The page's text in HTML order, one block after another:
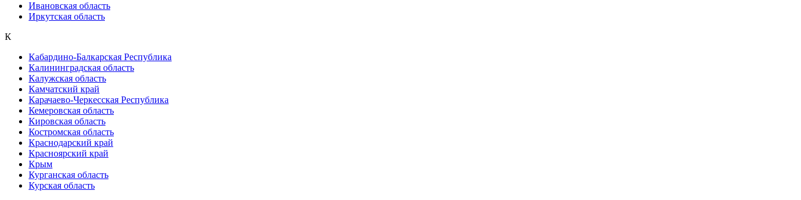
Ивановская область
Иркутская область
К
Кабардино-Балкарская Республика
Калининградская область
Калужская область
Камчатский край
Карачаево-Черкесская Республика
Кемеровская область
Кировская область
Костромская область
Краснодарский край
Красноярский край
Крым
Курганская область
Курская область